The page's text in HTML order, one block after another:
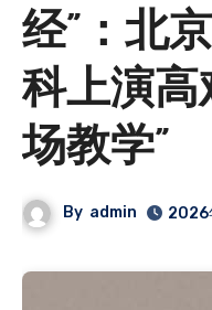
经”：北
科上演高
场教学”
By admin 2026